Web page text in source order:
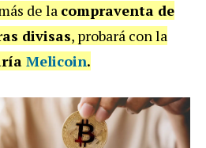
de la compraventa de
divisas, probará con la
Melicoin.